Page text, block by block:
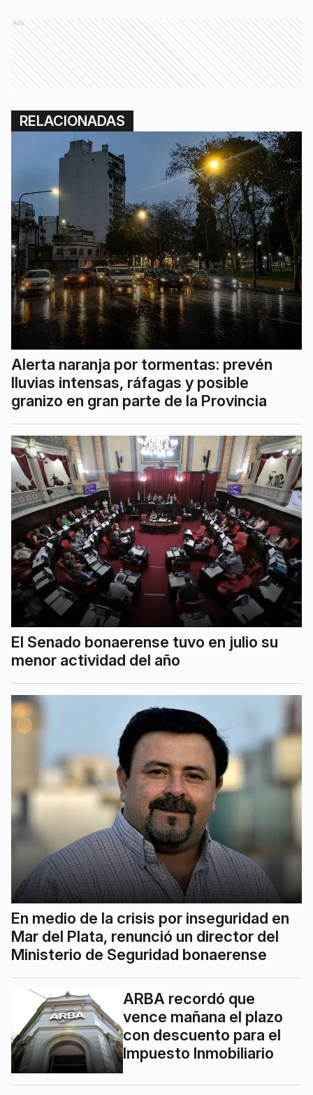
Ads
RELACIONADAS
Alerta naranja por tormentas: prevén
lluvias intensas, ráfagas y posible
granizo en gran parte de la Provincia
El Senado bonaerense tuvo en julio su
menor actividad del año
En medio de la crisis por inseguridad en
Mar del Plata, renunció un director del
Ministerio de Seguridad bonaerense
ARBA recordó que
vence mañana el plazo
con descuento para el
Impuesto Inmobiliario